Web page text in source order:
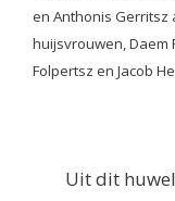
en Anthonis Gerritsz
huijsvrouwen, Daem
Folpertsz en Jacob
Uit dit